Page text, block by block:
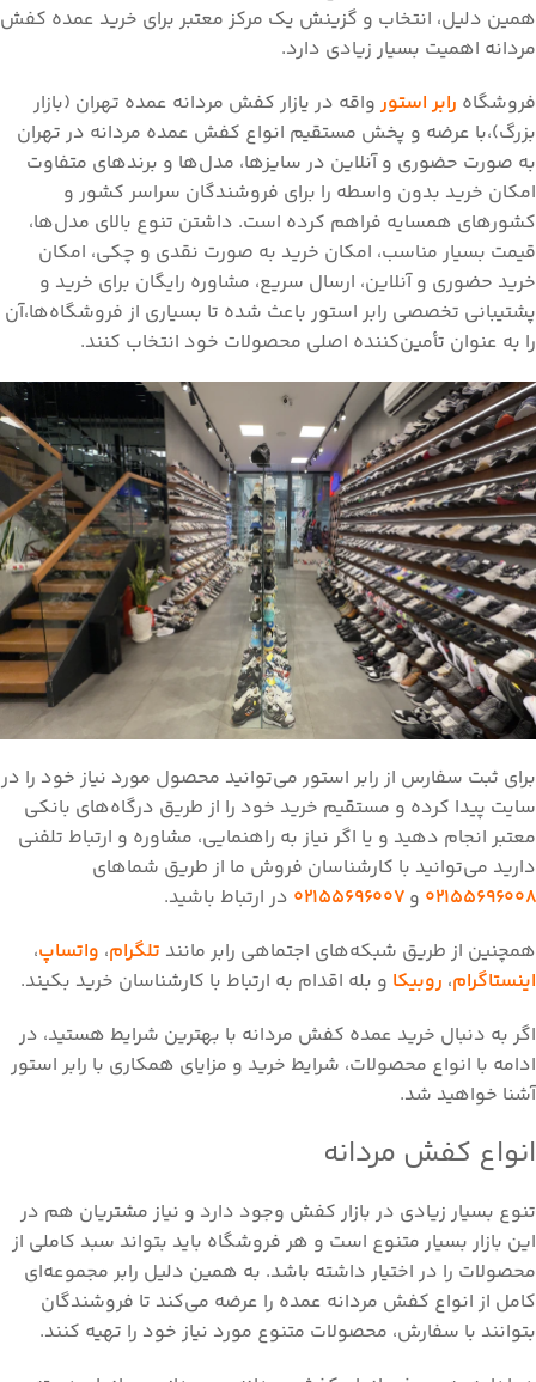
همین دلیل، انتخاب و گزینش یک مرکز معتبر برای خرید عمده کفش
مردانه اهمیت بسیار زیادی دارد.
فروشگاه رابر استور واقه در یازار کفش مردانه عمده تهران (بازار
بزرگ)،با عرضه و پخش مستقیم انواع کفش عمده مردانه در تهران
به صورت حضوری و آنلاین در سایزها، مدل‌ها و برندهای متفاوت
امکان خرید بدون واسطه را برای فروشندگان سراسر کشور و
کشورهای همسایه فراهم کرده است. داشتن تنوع بالای مدل‌ها،
قیمت بسیار مناسب، امکان خرید به صورت نقدی و چکی، امکان
خرید حضوری و آنلاین، ارسال سریع، مشاوره رایگان برای خرید و
پشتیبانی تخصصی رابر استور باعث شده تا بسیاری از فروشگاه‌ها،آن
را به عنوان تأمین‌کننده اصلی محصولات خود انتخاب کنند.
برای ثبت سفارس از رابر استور می‌توانید محصول مورد نیاز خود را در
سایت پیدا کرده و مستقیم خرید خود را از طریق درگاه‌های بانکی
معتبر انجام دهید و یا اگر نیاز به راهنمایی، مشاوره و ارتباط تلفنی
دارید می‌توانید با کارشناسان فروش ما از طریق شما‌های
02155696008 و 02155696007 در ارتباط باشید.
همچنین از طریق شبکه‌های اجتماهی رابر مانند تلگرام، واتساپ،
اینستاگرام، روبیکا و بله اقدام به ارتباط با کارشناسان خرید بکیند.
اگر به دنبال خرید عمده کفش مردانه با بهترین شرایط هستید، در
ادامه با انواع محصولات، شرایط خرید و مزایای همکاری با رابر استور
آشنا خواهید شد.
انواع کفش مردانه
تنوع بسیار زیادی در بازار کفش وجود دارد و نیاز مشتریان هم در
این بازار بسیار متنوع است و هر فروشگاه باید بتواند سبد کاملی از
محصولات را در اختیار داشته باشد. به همین دلیل رابر مجموعه‌ای
کامل از انواع کفش مردانه عمده را عرضه می‌کند تا فروشندگان
بتوانند با سفارش، محصولات متنوع مورد نیاز خود را تهیه کنند.